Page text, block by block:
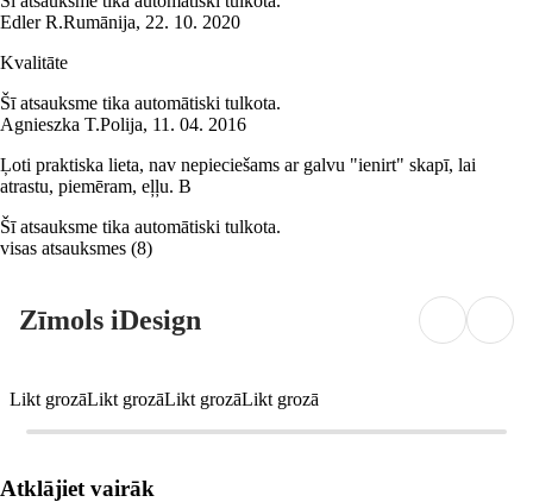
Edler R.Rumānija, 22. 10. 2020
Kvalitāte
Šī atsauksme tika automātiski tulkota.
Agnieszka T.Polija, 11. 04. 2016
Ļoti praktiska lieta, nav nepieciešams ar galvu "ienirt" skapī, lai
atrastu, piemēram, eļļu. B
Šī atsauksme tika automātiski tulkota.
visas atsauksmes (8)
Zīmols iDesign
Likt grozāLikt grozāLikt grozāLikt grozā
Atklājiet vairāk